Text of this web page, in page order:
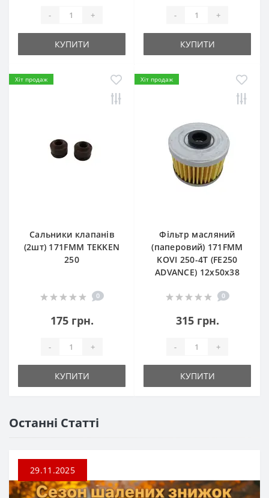
- +
КУПИТИ
- +
КУПИТИ
Хіт продаж
Сальники клапанів
(2шт) 171FMM TEKKEN
250
0
175 грн.
- +
КУПИТИ
Хіт продаж
Фільтр масляний
(паперовий) 171FMM
KOVI 250-4T (FE250
ADVANCE) 12х50х38
0
315 грн.
- +
КУПИТИ
Останні Статті
29.11.2025